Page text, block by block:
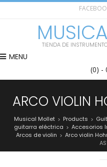
TIENDA DE
MENU
(0) -
ARCO VIOLIN
Musical Mollet > Products >
guitarra eléctrica > Accesorios
Arcos de violin > Arco violin